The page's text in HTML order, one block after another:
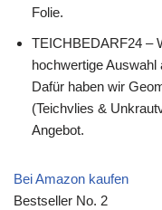
Folie.
TEICHBEDARF24 –
hochwertige
Dafür haben wir
(Teichvlies &
Angebot.
Bei Amazon kaufen
Bestseller No. 2